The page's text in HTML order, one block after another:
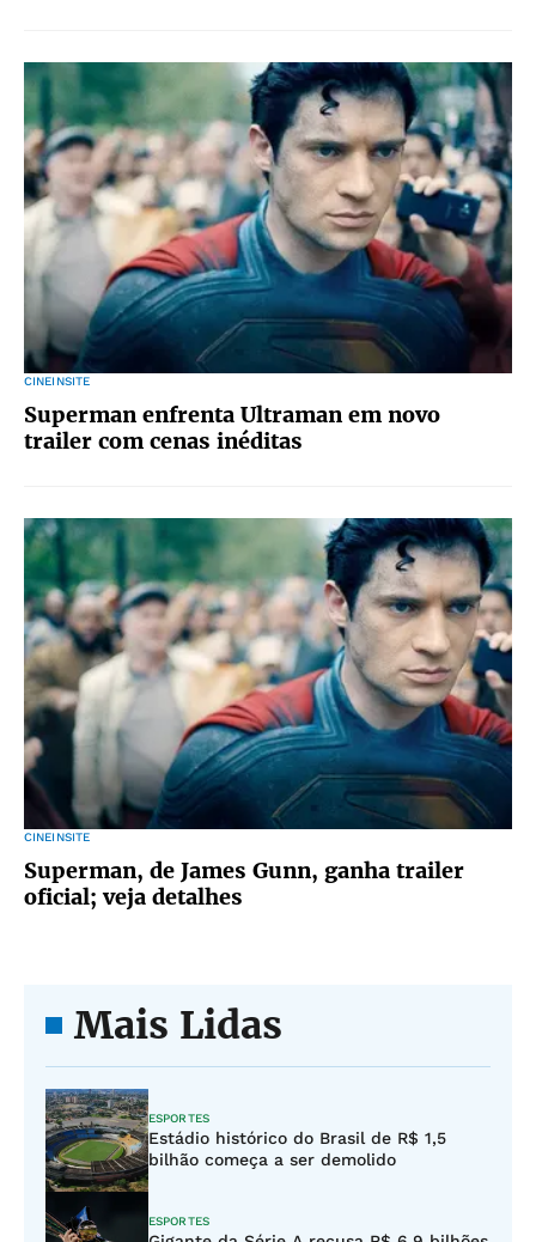
CINEINSITE
Superman enfrenta Ultraman em novo
trailer com cenas inéditas
CINEINSITE
Superman, de James Gunn, ganha trailer
oficial; veja detalhes
Mais Lidas
ESPORTES
Estádio histórico do Brasil de R$ 1,5
bilhão começa a ser demolido
ESPORTES